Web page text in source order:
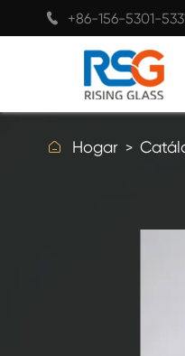
 +86-156-5301-
BOTELLAS DE
 Hogar